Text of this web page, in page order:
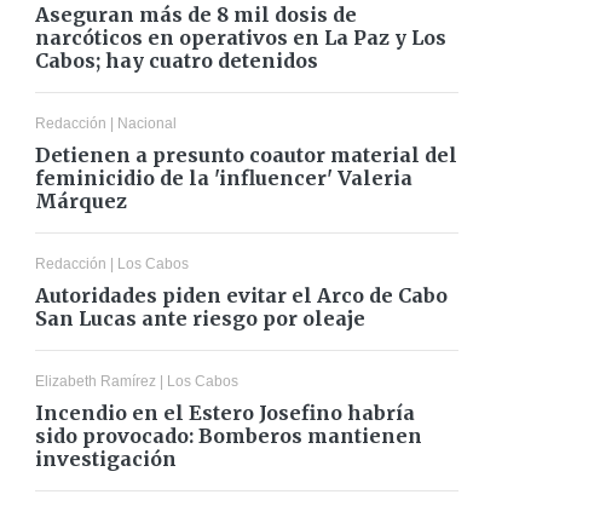
Aseguran más de 8 mil dosis de
narcóticos en operativos en La Paz y Los
Cabos; hay cuatro detenidos
Redacción | Nacional
Detienen a presunto coautor material del
feminicidio de la 'influencer' Valeria
Márquez
Redacción | Los Cabos
Autoridades piden evitar el Arco de Cabo
San Lucas ante riesgo por oleaje
Elizabeth Ramírez | Los Cabos
Incendio en el Estero Josefino habría
sido provocado: Bomberos mantienen
investigación